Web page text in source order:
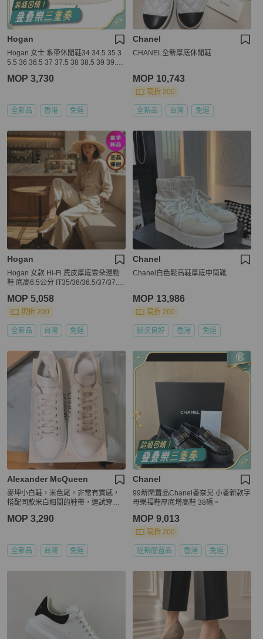
Hogan
Hogan 女士 系帶休閒鞋34 34.5 35 3
5.5 36 36.5 37 37.5 38 38.5 39 39.5
MOP 3,730
全新品 香港 免運
Chanel
CHANEL全新厚底休閒鞋
MOP 10,743
現折 200
全新品 台灣 免運
Hogan
Hogan 女款 Hi-Fi 麂皮厚底雲朵運動
鞋 底高6.5公分 IT35/36/36.5/37/37.5/
MOP 5,058
現折 200
全新品 台灣 免運
Chanel
Chanel白色鬆高鞋厚底中筒靴
MOP 13,986
現折 200
狀況良好 香港 免運
Alexander McQueen
麥坤小白鞋，米色尾，非常有質感，
搭配同款米白相間的鞋帶，連試穿都
MOP 3,290
全新品 台灣 免運
Chanel
99新閑置品Chanel香奈兒 小香新款字
母樂福鞋厚底增高鞋 38碼。
MOP 9,013
現折 200
近新閒置品 香港 免運